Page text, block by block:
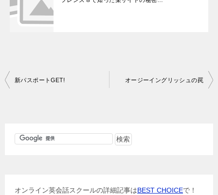
投
新パスポートGET! オージーイングリッシュの罠
オンライン英会話スクールの詳細記事はBEST CHOICEで！